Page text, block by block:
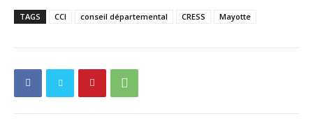
TAGS CCI conseil départemental CRESS Mayotte